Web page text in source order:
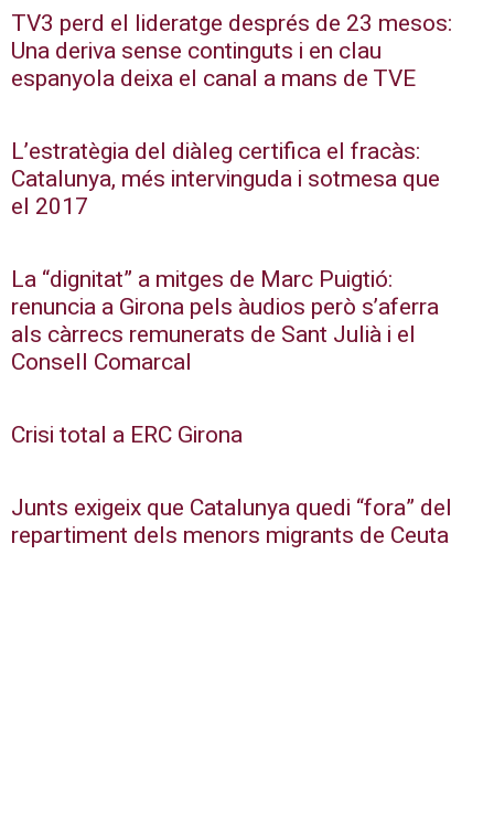
TV3 perd el lideratge després de 23 mesos:
Una deriva sense continguts i en clau
espanyola deixa el canal a mans de TVE
L’estratègia del diàleg certifica el fracàs:
Catalunya, més intervinguda i sotmesa que
el 2017
La “dignitat” a mitges de Marc Puigtió:
renuncia a Girona pels àudios però s’aferra
als càrrecs remunerats de Sant Julià i el
Consell Comarcal
Crisi total a ERC Girona
Junts exigeix que Catalunya quedi “fora” del
repartiment dels menors migrants de Ceuta